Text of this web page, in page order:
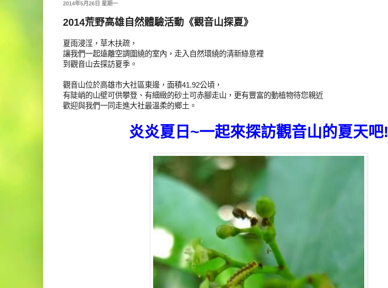
2014年5月26日 星期一
2014荒野高雄自然體驗活動《觀音山探夏》
夏雨浸淫，草木扶疏，
讓我們一起遠離空調圍繞的室內，走入自然環繞的清新綠意裡
到觀音山去探訪夏季。
觀音山位於高雄市大社區東邊，面積41.92公頃，
有陡峭的山壁可供攀登、有細緻的砂土可赤腳走山，更有豐富的動植物待您親近
歡迎與我們一同走進大社最溫柔的鄉土。
炎炎夏日~一起來探訪觀音山的夏天吧!